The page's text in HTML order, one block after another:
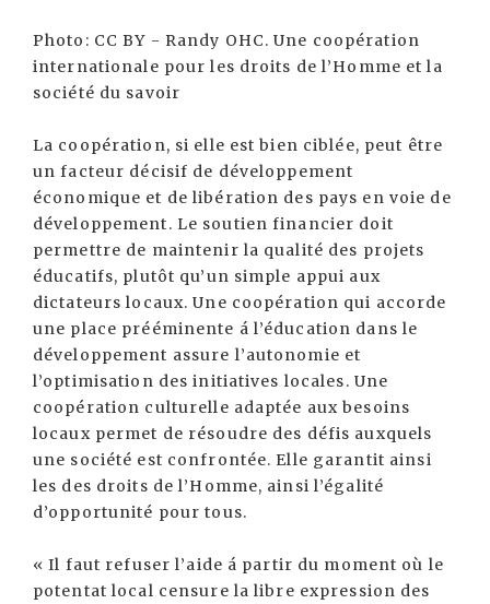
Photo: CC BY - Randy OHC. Une coopération
internationale pour les droits de l’Homme et la
société du savoir
La coopération, si elle est bien ciblée, peut être
un facteur décisif de développement
économique et de libération des pays en voie de
développement. Le soutien financier doit
permettre de maintenir la qualité des projets
éducatifs, plutôt qu’un simple appui aux
dictateurs locaux. Une coopération qui accorde
une place prééminente á l’éducation dans le
développement assure l’autonomie et
l’optimisation des initiatives locales. Une
coopération culturelle adaptée aux besoins
locaux permet de résoudre des défis auxquels
une société est confrontée. Elle garantit ainsi
les des droits de l’Homme, ainsi l’égalité
d’opportunité pour tous.
« Il faut refuser l’aide á partir du moment où le
potentat local censure la libre expression des